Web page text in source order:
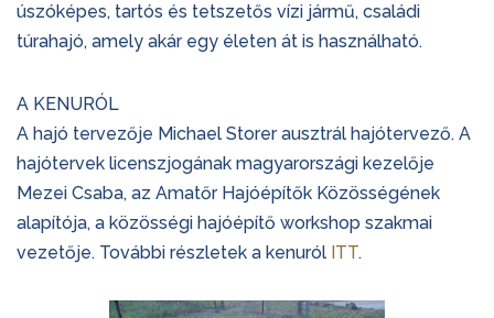
úszóképes, tartós és tetszetős vízi jármű, családi
túrahajó, amely akár egy életen át is használható.
A KENURÓL
A hajó tervezője Michael Storer ausztrál hajótervező. A
hajótervek licenszjogának magyarországi kezelője
Mezei Csaba, az Amatőr Hajóépítők Közösségének
alapítója, a közösségi hajóépítő workshop szakmai
vezetője. További részletek a kenuról ITT.